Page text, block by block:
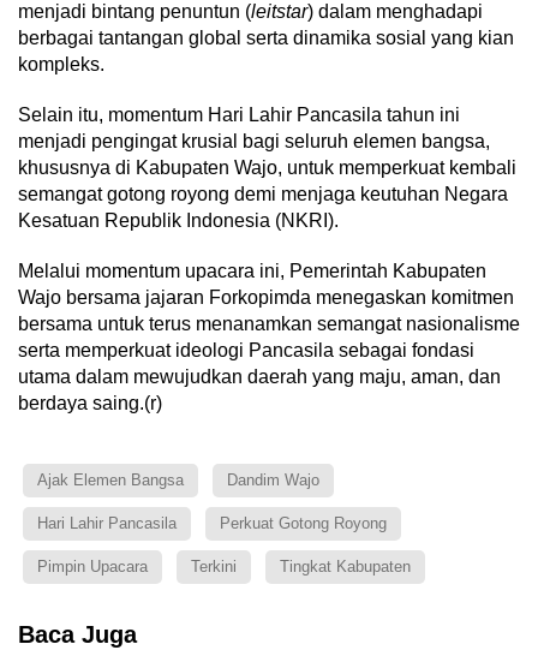
menjadi bintang penuntun (leitstar) dalam menghadapi
berbagai tantangan global serta dinamika sosial yang kian
kompleks.
Selain itu, momentum Hari Lahir Pancasila tahun ini
menjadi pengingat krusial bagi seluruh elemen bangsa,
khususnya di Kabupaten Wajo, untuk memperkuat kembali
semangat gotong royong demi menjaga keutuhan Negara
Kesatuan Republik Indonesia (NKRI).
Melalui momentum upacara ini, Pemerintah Kabupaten
Wajo bersama jajaran Forkopimda menegaskan komitmen
bersama untuk terus menanamkan semangat nasionalisme
serta memperkuat ideologi Pancasila sebagai fondasi
utama dalam mewujudkan daerah yang maju, aman, dan
berdaya saing.(r)
Ajak Elemen Bangsa Dandim Wajo
Hari Lahir Pancasila Perkuat Gotong Royong
Pimpin Upacara Terkini Tingkat Kabupaten
Baca Juga